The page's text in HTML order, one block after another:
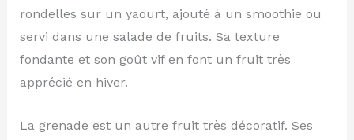
rondelles sur un yaourt, ajouté à un smoothie ou
servi dans une salade de fruits. Sa texture
fondante et son goût vif en font un fruit très
apprécié en hiver.
La grenade est un autre fruit très décoratif. Ses